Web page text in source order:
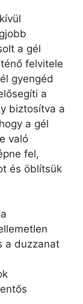
a gél
felvitele
gyengéd
a
biztosítva a
a gél
való
fel,
és öblítsük
a duzzanat